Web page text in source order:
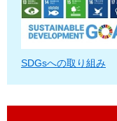
SDGsへの取り組み